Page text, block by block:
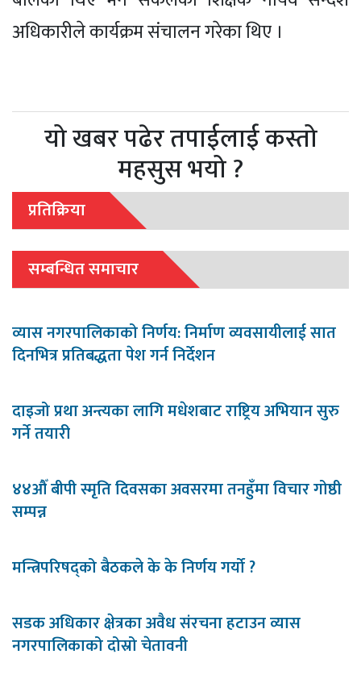
अधिकारीले कार्यक्रम संचालन गरेका थिए ।
यो खबर पढेर तपाईलाई कस्तो
महसुस भयो ?
प्रतिक्रिया
सम्बन्धित समाचार
व्यास नगरपालिकाको निर्णय: निर्माण व्यवसायीलाई सात
दिनभित्र प्रतिबद्धता पेश गर्न निर्देशन
दाइजो प्रथा अन्त्यका लागि मधेशबाट राष्ट्रिय अभियान सुरु
गर्ने तयारी
४४औँ बीपी स्मृति दिवसका अवसरमा तनहुँमा विचार गोष्ठी
सम्पन्न
मन्त्रिपरिषद्को बैठकले के के निर्णय गर्यो ?
सडक अधिकार क्षेत्रका अवैध संरचना हटाउन व्यास
नगरपालिकाको दोस्रो चेतावनी